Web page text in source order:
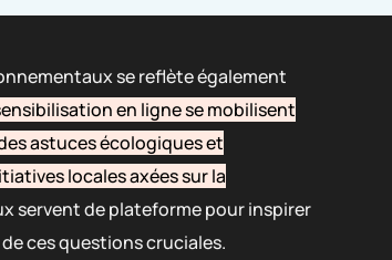
se reflète également
en ligne se mobilisent
astuces écologiques et
locales axées sur la
servent de plateforme pour inspirer
ces questions cruciales.